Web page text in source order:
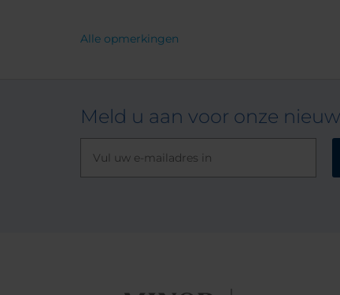
Alle opmerkingen
Meld u aan voor onze